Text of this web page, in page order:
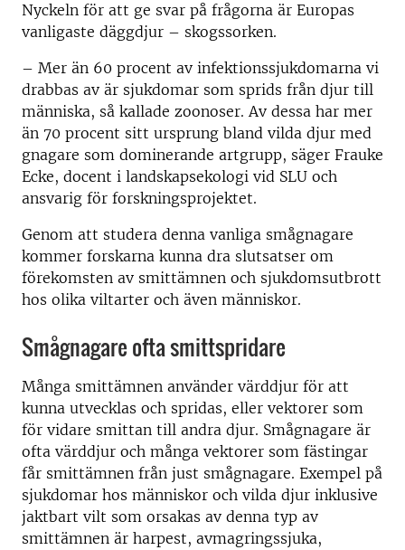
Nyckeln för att ge svar på frågorna är Europas
vanligaste däggdjur – skogssorken.
– Mer än 60 procent av infektionssjukdomarna vi
drabbas av är sjukdomar som sprids från djur till
människa, så kallade zoonoser. Av dessa har mer
än 70 procent sitt ursprung bland vilda djur med
gnagare som dominerande artgrupp, säger Frauke
Ecke, docent i landskapsekologi vid SLU och
ansvarig för forskningsprojektet.
Genom att studera denna vanliga smågnagare
kommer forskarna kunna dra slutsatser om
förekomsten av smittämnen och sjukdomsutbrott
hos olika viltarter och även människor.
Smågnagare ofta smittspridare
Många smittämnen använder värddjur för att
kunna utvecklas och spridas, eller vektorer som
för vidare smittan till andra djur. Smågnagare är
ofta värddjur och många vektorer som fästingar
får smittämnen från just smågnagare. Exempel på
sjukdomar hos människor och vilda djur inklusive
jaktbart vilt som orsakas av denna typ av
smittämnen är harpest, avmagringssjuka,